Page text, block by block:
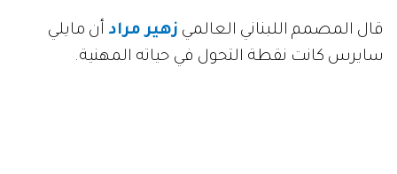
قال المصمم اللبناني العالمي زهير مراد أن مايلي
سايرس كانت نقطة التحول في حياته المهنية.